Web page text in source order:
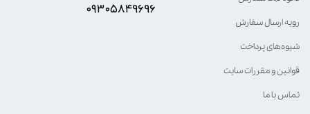
رویه ارسال سفارش
شیوه‌های پرداخت
قوانین و مقررات سایت
تماس با ما
۰۹۳۰۵8۴9696